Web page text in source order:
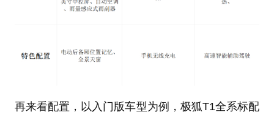
再来看配置，以入门版车型为例，极狐T1全系标配